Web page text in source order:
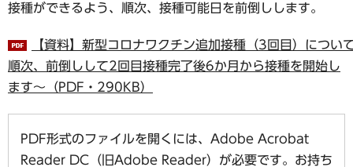
接種ができるよう、順次、接種可能日を前倒しします。
【資料】新型コロナワクチン追加接種（3回目）につい
順次、前倒しして2回目接種完了後6か月から接種を開始し
ます～（PDF・290KB）
PDF形式のファイルを開くには、Adobe Acrobat
Reader DC（旧Adobe Reader）が必要です。お持ち